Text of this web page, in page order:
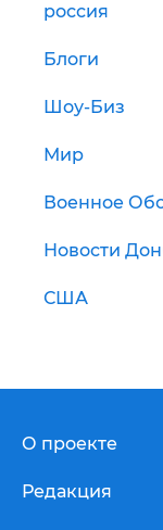
россия
Блоги
Шоу-Биз
Мир
Военное
Новости
США
О проекте
Редакция